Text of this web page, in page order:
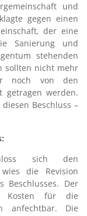
und
gegen einen
der eine
Sanierung und
stehenden
sollten nicht mehr
noch von den
getragen werden.
Beschluss –
:
sich den
die Revision
Beschlusses. Der
Kosten für die
anfechtbar. Die